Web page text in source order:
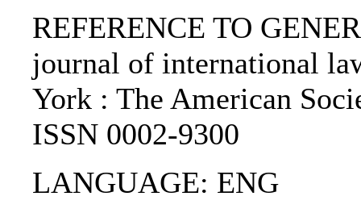
REFERENCE TO
journal of international
York : The American
ISSN 0002-9300
LANGUAGE: ENG